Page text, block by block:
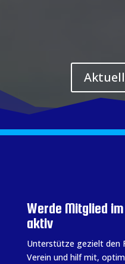
Werde Mitglied
aktiv
Unterstütze gezielt den
Verein und hilf mit,